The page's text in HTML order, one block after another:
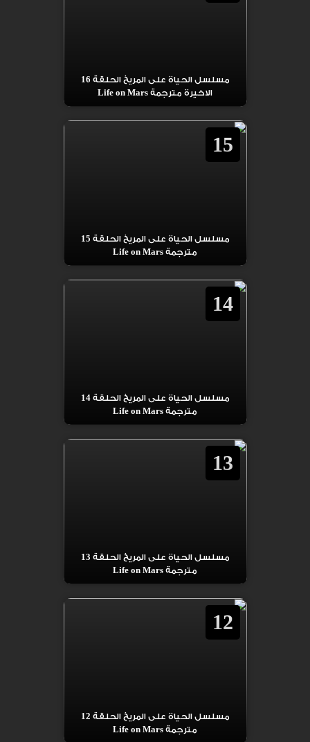
مسلسل الحياة على المريخ الحلقة 16
الاخيرة مترجمة Life on Mars
15
مسلسل الحياة على المريخ الحلقة 15
مترجمة Life on Mars
14
مسلسل الحياة على المريخ الحلقة 14
مترجمة Life on Mars
13
مسلسل الحياة على المريخ الحلقة 13
مترجمة Life on Mars
12
مسلسل الحياة على المريخ الحلقة 12
مترجمة Life on Mars